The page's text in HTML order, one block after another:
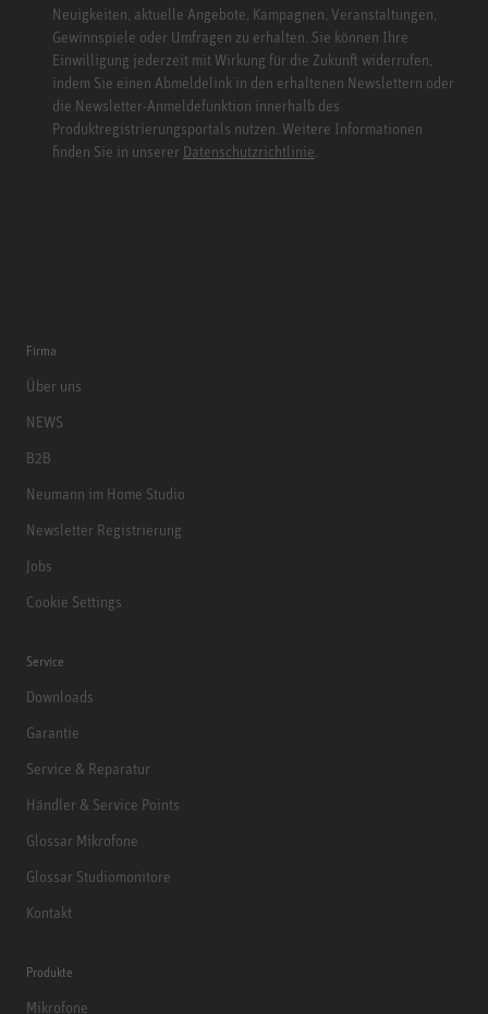
Neuigkeiten, aktuelle Angebote, Kampagnen, Veranstaltungen,
Gewinnspiele oder Umfragen zu erhalten. Sie können Ihre
Einwilligung jederzeit mit Wirkung für die Zukunft widerrufen,
indem Sie einen Abmeldelink in den erhaltenen Newslettern oder
die Newsletter-Anmeldefunktion innerhalb des
Produktregistrierungsportals nutzen. Weitere Informationen
finden Sie in unserer Datenschutzrichtlinie
Firma
Über uns
NEWS
B2B
Neumann im Home Studio
Newsletter Registrierung
Jobs
Cookie Settings
Service
Downloads
Garantie
Service & Reparatur
Händler & Service Points
Glossar Mikrofone
Glossar Studiomonitore
Kontakt
Produkte
Mikrofone